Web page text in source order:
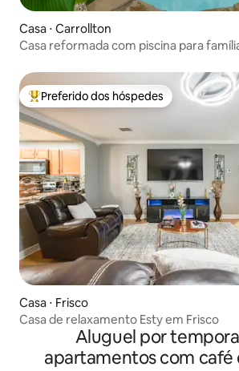
Casa ⋅ Carrollton
Casa reformada com piscina para
Entre os melhores preferidos dos
Preferido dos hóspedes
Casa ⋅ Frisco
Casa de relaxamento Esty em Frisco
Aluguel por
apartamentos com café